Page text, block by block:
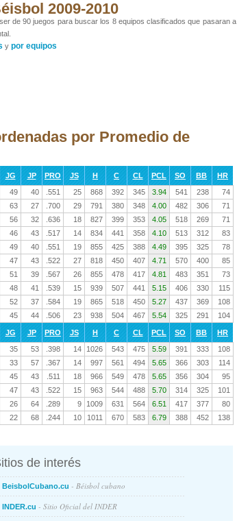
2009-2010
de 90 juegos para buscar los 8 equipos clasificados que pasaran a
y por equipos
por Promedio de
JG JP PRO JS H C CL PCL SO BB
HR
49 40 .551 25 868 392 345 3.94 541 238
74
63 27 .700 29 791 380 348 4.00 482 306
71
56 32 .636 18 827 399 353 4.05 518 269
71
46 43 .517 14 834 441 358 4.10 513 312
83
49 40 .551 19 855 425 388 4.49 395 325
78
47 43 .522 27 818 450 407 4.71 570 400
85
51 39 .567 26 855 478 417 4.81 483 351
73
48 41 .539 15 939 507 441 5.15 406 330
115
52 37 .584 19 865 518 450 5.27 437 369
108
45 44 .506 23 938 504 467 5.54 325 291 104
JG JP PRO JS H C CL PCL SO BB
HR
35 53 .398 14 1026 543 475 5.59 391 333
108
33 57 .367 14 997 561 494 5.65 366 303
114
45 43 .511 18 966 549 478 5.65 356 304
95
47 43 .522 15 963 544 488 5.70 314 325
101
26 64 .289 9 1009 631 564 6.51 417 377
80
22 68 .244 10 1011 670 583 6.79 388 452 138
de interés
BeisbolCubano.cu - Béisbol cubano
INDER.cu - Sitio Oficial del INDER